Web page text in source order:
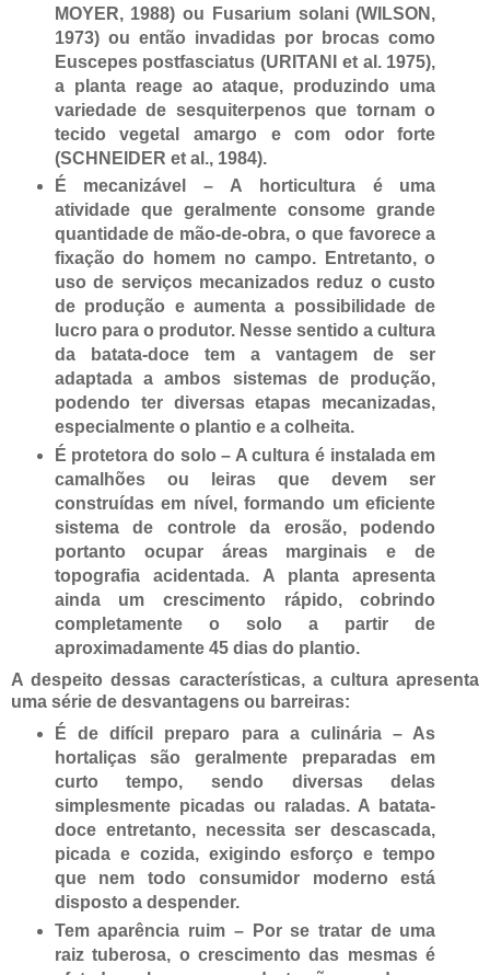
MOYER, 1988) ou Fusarium solani (WILSON,
1973) ou então invadidas por brocas como
Euscepes postfasciatus (URITANI et al. 1975),
a planta reage ao ataque, produzindo uma
variedade de sesquiterpenos que tornam o
tecido vegetal amargo e com odor forte
(SCHNEIDER et al., 1984).
É mecanizável – A horticultura é uma
atividade que geralmente consome grande
quantidade de mão-de-obra, o que favorece a
fixação do homem no campo. Entretanto, o
uso de serviços mecanizados reduz o custo
de produção e aumenta a possibilidade de
lucro para o produtor. Nesse sentido a cultura
da batata-doce tem a vantagem de ser
adaptada a ambos sistemas de produção,
podendo ter diversas etapas mecanizadas,
especialmente o plantio e a colheita.
É protetora do solo – A cultura é instalada em
camalhões ou leiras que devem ser
construídas em nível, formando um eficiente
sistema de controle da erosão, podendo
portanto ocupar áreas marginais e de
topografia acidentada. A planta apresenta
ainda um crescimento rápido, cobrindo
completamente o solo a partir de
aproximadamente 45 dias do plantio.
A despeito dessas características, a cultura apresenta
uma série de desvantagens ou barreiras:
É de difícil preparo para a culinária – As
hortaliças são geralmente preparadas em
curto tempo, sendo diversas delas
simplesmente picadas ou raladas. A batata-
doce entretanto, necessita ser descascada,
picada e cozida, exigindo esforço e tempo
que nem todo consumidor moderno está
disposto a despender.
Tem aparência ruim – Por se tratar de uma
raiz tuberosa, o crescimento das mesmas é